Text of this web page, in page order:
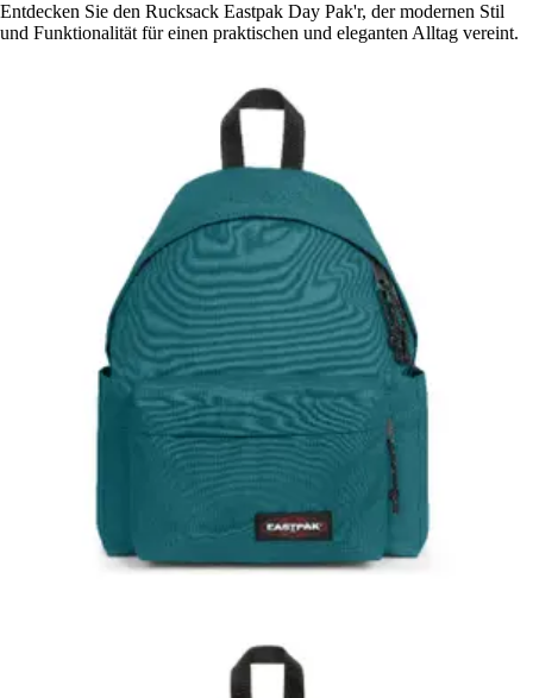
Entdecken Sie den Rucksack Eastpak Day Pak'r, der modernen Stil
und Funktionalität für einen praktischen und eleganten Alltag vereint.